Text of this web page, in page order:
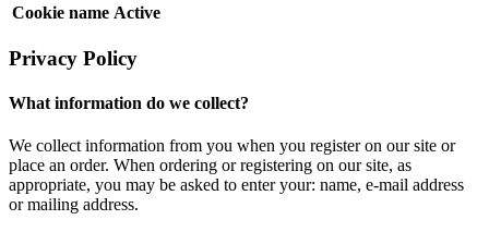
Cookie name Active
Privacy Policy
What information do we collect?
We collect information from you when you register on our site or
place an order. When ordering or registering on our site, as
appropriate, you may be asked to enter your: name, e-mail address
or mailing address.